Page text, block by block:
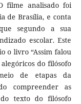
filme analisado foi
de Brasília, e conta
segundo a sua
escolar. Este
o livro “Assim falou
do filósofo
de etapas da
compreender as
texto do filósofo